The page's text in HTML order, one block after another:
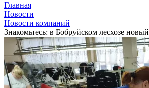
Главная
Новости
Новости компаний
Знакомьтесь: в Бобруйском лесхозе новый